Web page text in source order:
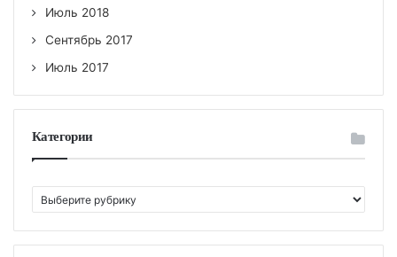
Июль 2018
Сентябрь 2017
Июль 2017
Категории
а
т